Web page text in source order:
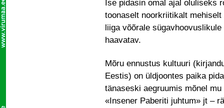
Ise pidasin omal ajal oluliseks
toonaselt noorkriitikalt
liiga võõrale
haavatav.
Mõru ennustus kultuuri
Eestis) on üldjoontes paika
tänaseski aegruumis mõnel
«Insener Paberiti juhtum» jt –